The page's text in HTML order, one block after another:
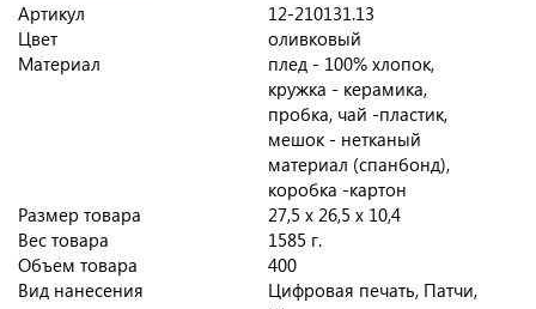
Артикул
12-210131.13
Цвет
оливковый
Материал
плед - 100% хлопок,
кружка - керамика,
пробка, чай -пластик,
мешок - нетканый
материал (спанбонд),
коробка -картон
Размер товара
27,5 х 26,5 х 10,4
Вес товара
1585 г.
Объем товара
400
Вид нанесения
Цифровая печать, Патчи,